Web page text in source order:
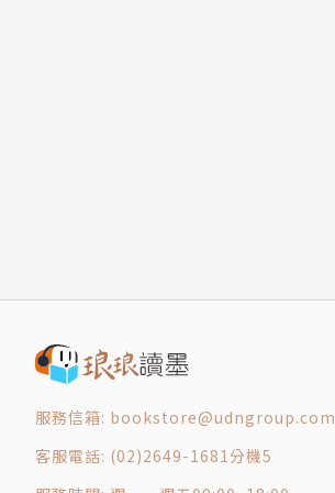
23
24
25
服務信箱: bookstore@udngroup.com
客服電話: (02)2649-1681分機5